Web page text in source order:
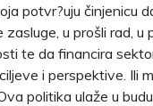
potvr?uju činjenicu
u prošli rad, u
te da financira
i perspektive. Ili
politika ulaže u